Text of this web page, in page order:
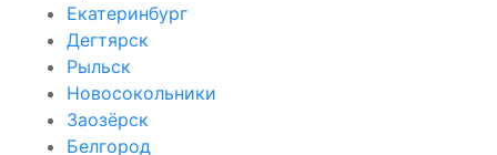
Екатеринбург
Дегтярск
Рыльск
Новосокольники
Заозёрск
Белгород